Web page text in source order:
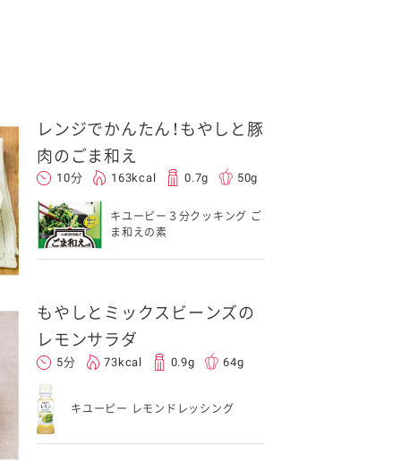
レンジでかんたん！もやしと豚
肉のごま和え
10分 163kcal 0.7g 50g
キユーピー３分クッキング ご
ま和えの素
もやしとミックスビーンズの
レモンサラダ
5分 73kcal 0.9g 64g
キユーピー レモンドレッシング